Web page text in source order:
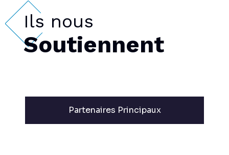
Ils nous
Soutiennent
Partenaires Principaux